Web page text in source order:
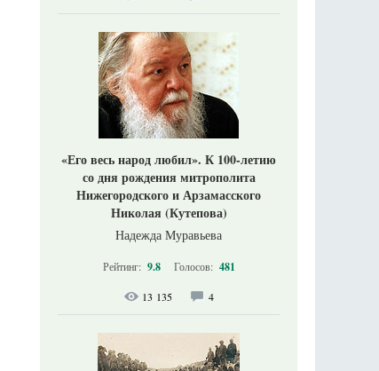
«Его весь народ любил». К 100-летию
со дня рождения митрополита
Нижегородского и Арзамасского
Николая (Кутепова)
Надежда Муравьева
Рейтинг: 9.8 Голосов: 481
13 135 4